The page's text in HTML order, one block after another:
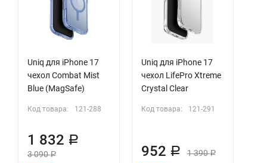
Uniq для iPhone 17
чехол Combat Mist
Blue (MagSafe)
Код товара: 121-288
1 832 Р
3 090Р
Uniq для iPhone 17
чехол LifePro Xtreme
Crystal Clear
Код товара: 121-291
952 Р 1 390Р